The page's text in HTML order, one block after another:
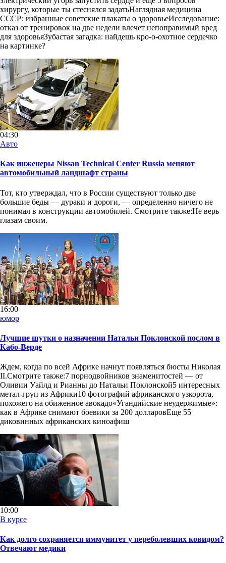
хирургу, которые ты стеснялся задатьНаглядная медицина
СССР: избранные советские плакаты о здоровьеИсследование:
отказ от тренировок на две недели влечет непоправимый вред
для здоровьяЗубастая загадка: найдешь кро-о-охотное сердечко
на картинке?
04:30
Авто
Как инженеры Nissan Technical Center Russia меняют
автомобильный ландшафт страны
Тот, кто утверждал, что в России существуют только две
большие беды — дураки и дороги, — определенно ничего не
понимал в конструкции автомобилей. Смотрите также:Не верь
глазам своим.
16:00
юмор
Лучшие шутки о назначении Натальи Поклонской послом в
Кабо-Верде
Ждем, когда по всей Африке начнут появляться бюсты Николая
II.Смотрите также:7 порнодвойников знаменитостей — от
Оливии Уайлд и Рианны до Натальи Поклонской5 интересных
метал-груп из Африки10 фотографий африканского узкорота,
похожего на обиженное авокадо«Угандийские неудержимые»:
как в Африке снимают боевики за 200 долларовЕще 55
диковинных африканских киноафиш
10:00
В курсе
Как долго сохраняется иммунитет у переболевших ковидом?
Отвечают медики